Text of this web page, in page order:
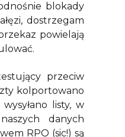
blokady
dostrzegam
powielają
przeciw
kolportowano
listy, w
danych
RPO (sic!) są